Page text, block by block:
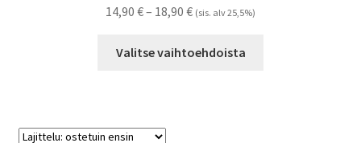
14,90 €– 18,90 €Hintaluokka:
-
(sis. alv 25,5%)
Valitse vaihtoehdoista